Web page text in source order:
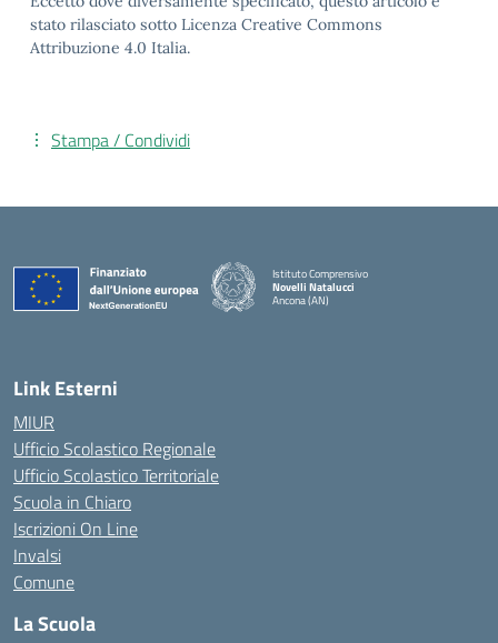
stato rilasciato sotto Licenza Creative Commons
Attribuzione 4.0 Italia.
Stampa / Condividi
Istituto Comprensivo
Novelli Natalucci
Ancona (AN)
Link Esterni
MIUR
Ufficio Scolastico Regionale
Ufficio Scolastico Territoriale
Scuola in Chiaro
Iscrizioni On Line
Invalsi
Comune
La Scuola